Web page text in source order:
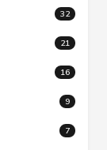
32
21
16
9
7